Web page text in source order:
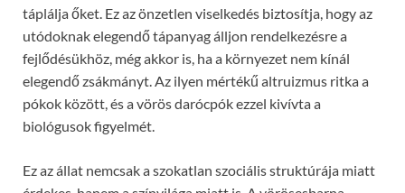
táplálja őket. Ez az önzetlen viselkedés biztosítja, hogy az
utódoknak elegendő tápanyag álljon rendelkezésre a
fejlődésükhöz, még akkor is, ha a környezet nem kínál
elegendő zsákmányt. Az ilyen mértékű altruizmus ritka a
pókok között, és a vörös darócpók ezzel kivívta a
biológusok figyelmét.
Ez az állat nemcsak a szokatlan szociális struktúrája miatt